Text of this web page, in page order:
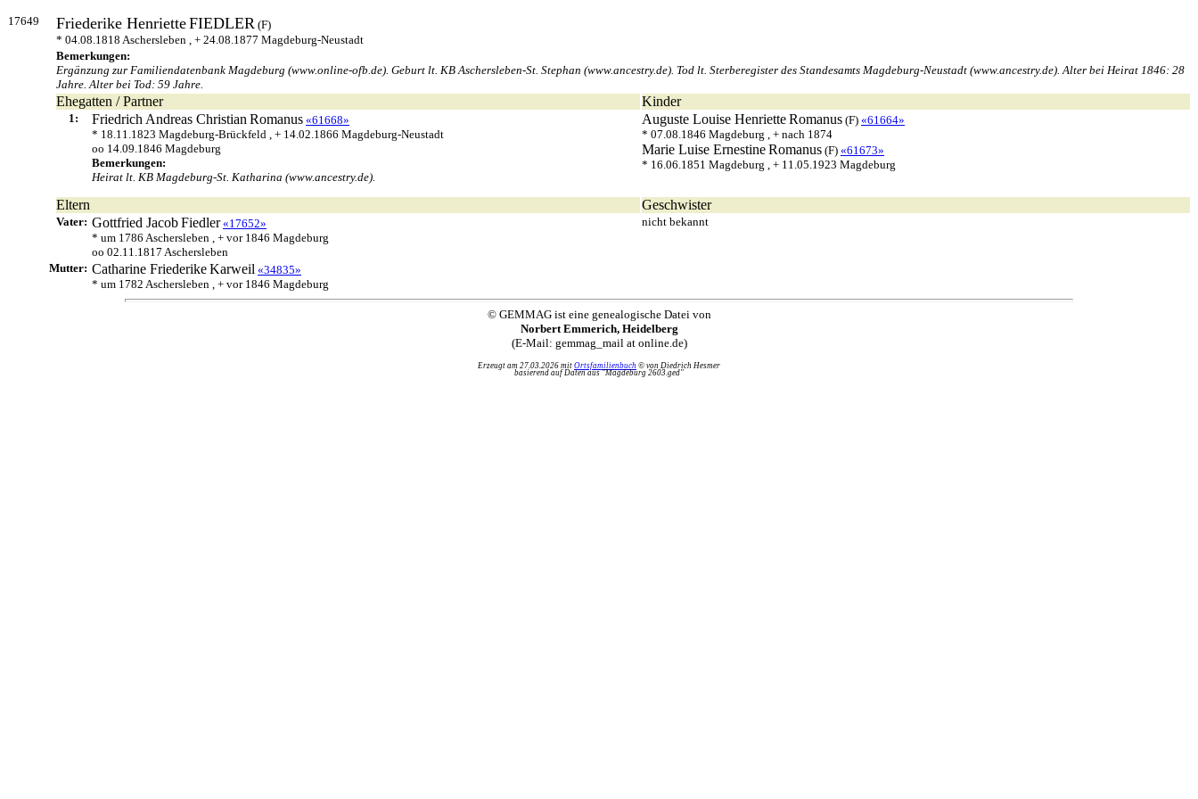
17649 Friederike HenrietteFIEDLER (F)
* 04.08.1818 Aschersleben , + 24.08.1877 Magdeburg-Neustadt
Bemerkungen:
Ergänzung zur Familiendatenbank Magdeburg (www.online-ofb.de). Geburt lt. KB Aschersleben-St. Stephan (www.ancestry.de). Tod lt. Sterberegister des Standesamts Magdeburg-Neustadt (www.ancestry.de). Alter bei Heirat 1846: 28
Jahre. Alter bei Tod: 59 Jahre.
Ehegatten / Partner Kinder
1: Friedrich Andreas Christian Romanus «61668»
* 18.11.1823 Magdeburg-Brückfeld , + 14.02.1866 Magdeburg-Neustadt
oo 14.09.1846 Magdeburg
Bemerkungen:
Heirat lt. KB Magdeburg-St. Katharina (www.ancestry.de).
Auguste Louise HenrietteRomanus (F) «61664»
* 07.08.1846 Magdeburg , + nach 1874
Marie Luise ErnestineRomanus (F) «61673»
* 16.06.1851 Magdeburg , + 11.05.1923 Magdeburg
Eltern Geschwister
Vater: Gottfried JacobFiedler «17652»
* um 1786 Aschersleben , + vor 1846 Magdeburg
oo 02.11.1817 Aschersleben
nicht bekannt
Mutter: Catharine FriederikeKarweil «34835»
* um 1782 Aschersleben , + vor 1846 Magdeburg
© GEMMAG ist eine genealogische Datei von
Norbert Emmerich, Heidelberg
(E-Mail: gemmag_mail at online.de)
Erzeugt am 27.03.2026 mit Ortsfamilienbuch © von Diedrich Hesmer
basierend auf Daten aus "Magdeburg 2603.ged"